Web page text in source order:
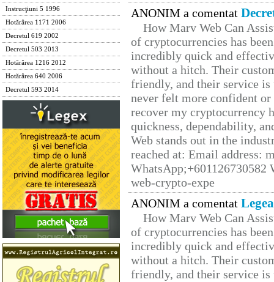
Instrucţiuni 5 1996
Hotărârea 1171 2006
Decretul 619 2002
Decretul 503 2013
Hotărârea 1216 2012
Hotărârea 640 2006
Decretul 593 2014
ANONIM a comentat
How Marv Web Can
of cryptocurrencies has
incredibly quick and
without a hitch. Their
friendly, and their service
never felt more confident
recover my cryptocurrency
quickness, dependability,
Web stands out in the
reached at: Email address:
web-crypto-expe
ANONIM a comentat
How Marv Web Can
of cryptocurrencies has
incredibly quick and
without a hitch. Their
friendly, and their service